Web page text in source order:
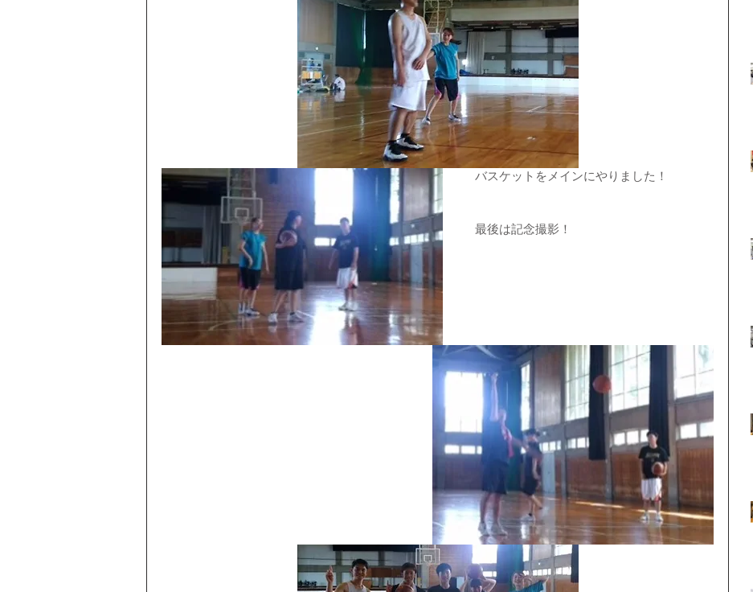
バスケットをメインにやりました！
最後は記念撮影！